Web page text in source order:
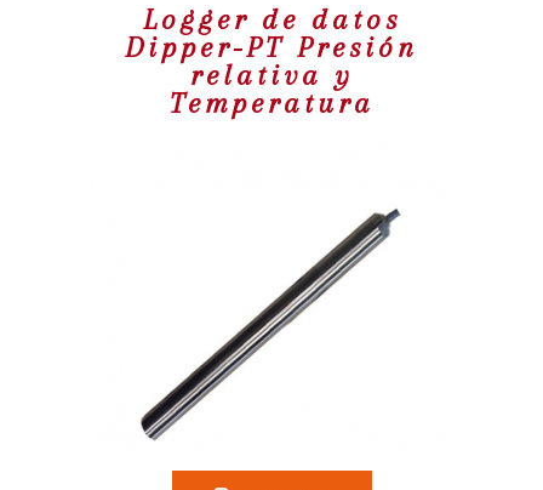
Logger de datos
Dipper-PT Presión
relativa y
Temperatura